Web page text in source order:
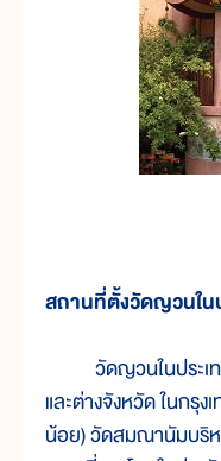
สถานที่ตั้งวัดญวนใน
วัดญวนในประเทศ
และต่างจังหวัด ในกรุ
น้อย) วัดสมณานัมบริ